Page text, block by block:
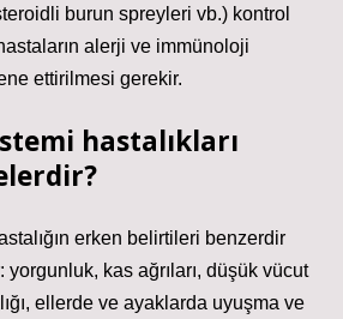
burun spreyleri vb.) kontrol
alerji ve immünoloji
ettirilmesi gerekir.
hastalıkları
erken belirtileri benzerdir
yorgunluk, kas ağrıları, düşük vücut
ellerde ve ayaklarda uyuşma ve